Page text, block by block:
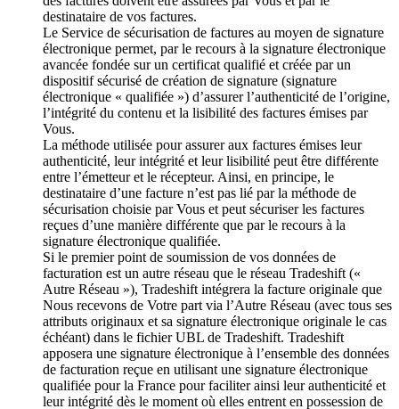
destinataire de vos factures.
Le Service de sécurisation de factures au moyen de signature
électronique permet, par le recours à la signature électronique
avancée fondée sur un certificat qualifié et créée par un
dispositif sécurisé de création de signature (signature
électronique « qualifiée ») d’assurer l’authenticité de l’origine,
l’intégrité du contenu et la lisibilité des factures émises par
Vous.
La méthode utilisée pour assurer aux factures émises leur
authenticité, leur intégrité et leur lisibilité peut être différente
entre l’émetteur et le récepteur. Ainsi, en principe, le
destinataire d’une facture n’est pas lié par la méthode de
sécurisation choisie par Vous et peut sécuriser les factures
reçues d’une manière différente que par le recours à la
signature électronique qualifiée.
Si le premier point de soumission de vos données de
facturation est un autre réseau que le réseau Tradeshift («
Autre Réseau »), Tradeshift intégrera la facture originale que
Nous recevons de Votre part via l’Autre Réseau (avec tous ses
attributs originaux et sa signature électronique originale le cas
échéant) dans le fichier UBL de Tradeshift. Tradeshift
apposera une signature électronique à l’ensemble des données
de facturation reçue en utilisant une signature électronique
qualifiée pour la France pour faciliter ainsi leur authenticité et
leur intégrité dès le moment où elles entrent en possession de